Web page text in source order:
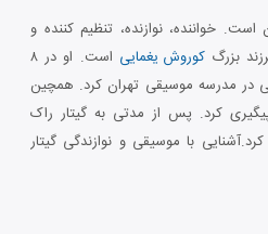
۱۳۴۷ در تهران است. خواننده، نوازنده، تنظیم کننده و
بزرگکوروش یغمایی
است. او در ۸
در مدرسه موسیقی تهران کرد. همچین
پیگیری کرد. پس از مدتی به گیتار راک
با موسیقی و نوازندگی گیتار